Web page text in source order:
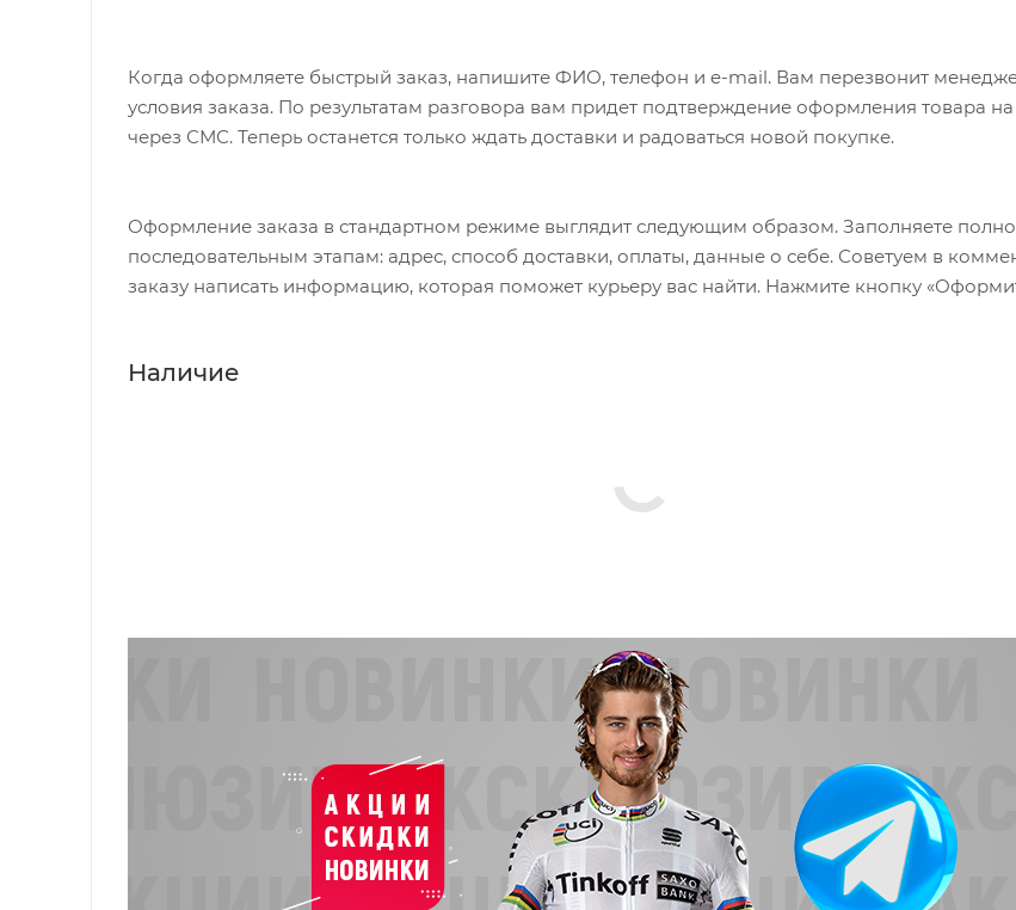
Когда оформляете быстрый заказ, напишите ФИО, телефон и e-mail. Вам перезвонит
условия заказа. По результатам разговора вам придет подтверждение оформления товара
через СМС. Теперь останется только ждать доставки и радоваться новой покупке.
Оформление заказа в стандартном режиме выглядит следующим образом. Заполняете
последовательным этапам: адрес, способ доставки, оплаты, данные о себе. Советуем в
заказу написать информацию, которая поможет курьеру вас найти. Нажмите кнопку
Наличие